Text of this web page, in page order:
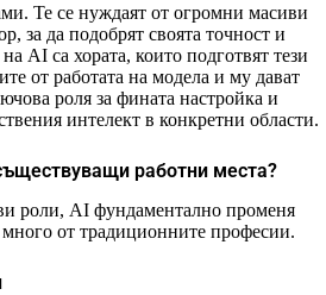
Те се нуждаят от огромни масиви
за да подобрят своята точност и
AI са хората, които подготвят тези
от работата на модела и му дават
роля за фината настройка и
интелект в конкретни области.
работни места?
роли, AI фундаментално променя
от традиционните професии.